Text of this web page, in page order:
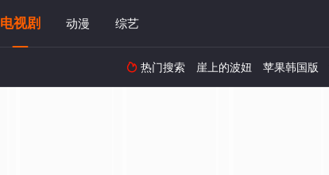
电视剧 动漫 综艺
 热门搜索 崖上的波妞 苹果韩国版